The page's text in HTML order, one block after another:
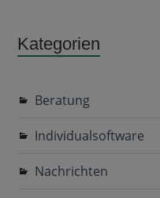
Kategorien
Beratung
Individualsoftware
Nachrichten